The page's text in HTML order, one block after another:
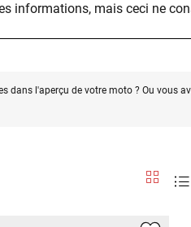
informations, mais ceci ne
dans l'aperçu de votre moto ? Ou vous